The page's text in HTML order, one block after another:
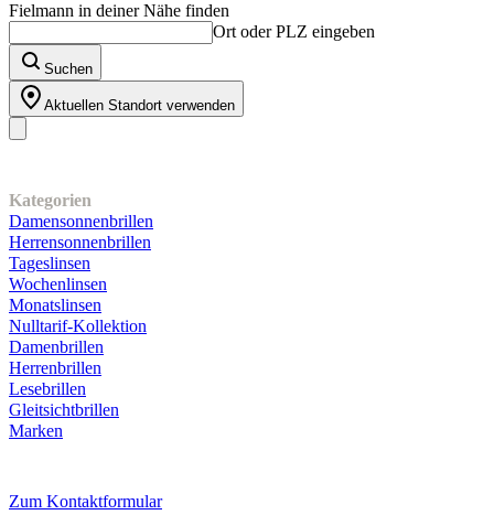
Fielmann in deiner Nähe finden
Ort oder PLZ eingeben
Suchen
Aktuellen Standort verwenden
Kategorien
Damensonnenbrillen
Herrensonnenbrillen
Tageslinsen
Wochenlinsen
Monatslinsen
Nulltarif-Kollektion
Damenbrillen
Herrenbrillen
Lesebrillen
Gleitsichtbrillen
Marken
Zum Kontaktformular